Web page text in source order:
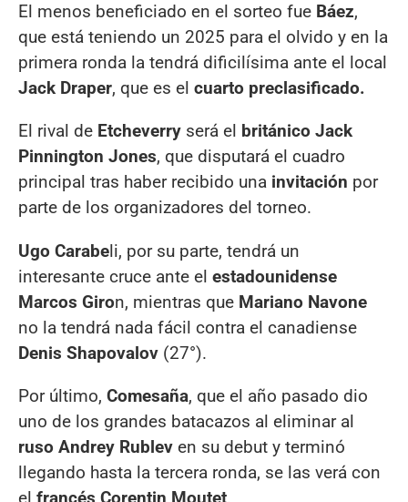
El menos beneficiado en el sorteo fue Báez,
que está teniendo un 2025 para el olvido y en la
primera ronda la tendrá dificilísima ante el local
Jack Draper, que es el cuarto preclasificado.
El rival de Etcheverry será el británico Jack
Pinnington Jones, que disputará el cuadro
principal tras haber recibido una invitación por
parte de los organizadores del torneo.
Ugo Carabeli, por su parte, tendrá un
interesante cruce ante el estadounidense
Marcos Giron, mientras que Mariano Navone
no la tendrá nada fácil contra el canadiense
Denis Shapovalov (27°).
Por último, Comesaña, que el año pasado dio
uno de los grandes batacazos al eliminar al
ruso Andrey Rublev en su debut y terminó
llegando hasta la tercera ronda, se las verá con
el francés Corentin Moutet.